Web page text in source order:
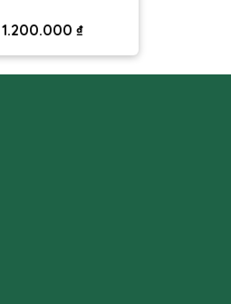
1.200.000 ₫